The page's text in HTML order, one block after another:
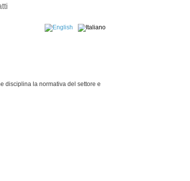
disciplina la normativa del settore e